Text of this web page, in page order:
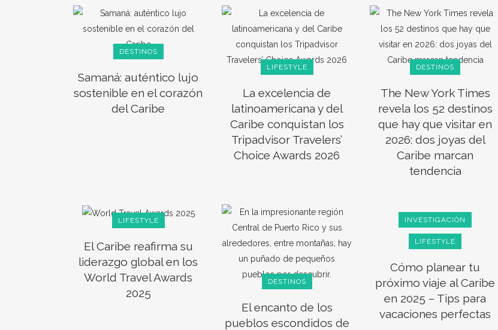
DESTINOS
Samaná: auténtico lujo
sostenible en el corazón
del Caribe
LIFESTYLE
La excelencia de
latinoamericana y del
Caribe conquistan los
Tripadvisor Travelers’
Choice Awards 2026
DESTINOS
The New York Times
revela los 52 destinos
que hay que visitar en
2026: dos joyas del
Caribe marcan
tendencia
LIFESTYLE
El Caribe reafirma su
liderazgo global en los
World Travel Awards
2025
DESTINOS
El encanto de los
pueblos escondidos de
INVESTIGACIÓN
LIFESTYLE
Cómo planear tu
próximo viaje al Caribe
en 2025 – Tips para
vacaciones perfectas